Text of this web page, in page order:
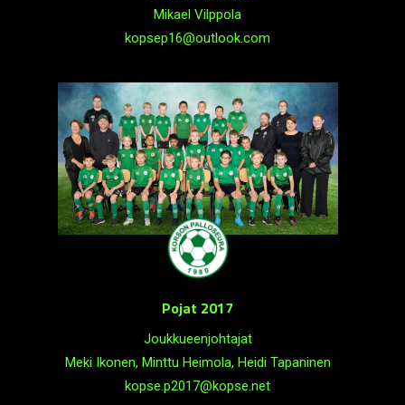
Mikael Vilppola
kopsep16@outlook.com
Pojat 2017
Joukkueenjohtajat
Meki Ikonen, Minttu Heimola, Heidi Tapaninen
kopse.p2017@kopse.net